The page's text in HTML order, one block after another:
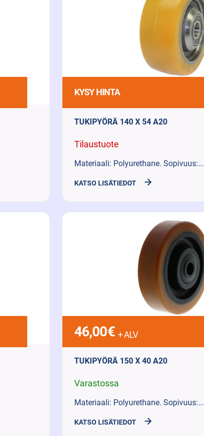
KYSY HINTA
TUKIPYÖRÄ 140 X 54 A20
Tilaustuote
Materiaali: Polyurethane. Sopivuus:...
KATSO LISÄTIEDOT
46,00€ + ALV
TUKIPYÖRÄ 150 X 40 A20
Varastossa
Materiaali: Polyurethane. Sopivuus:...
KATSO LISÄTIEDOT